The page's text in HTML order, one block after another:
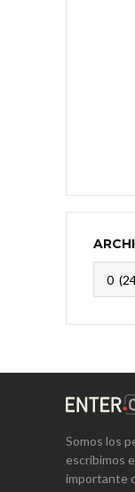
Somos los
escribimos
importante